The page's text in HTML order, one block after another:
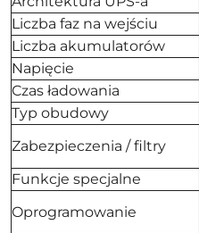
Liczba faz na wejściu
Liczba akumulatorów
Napięcie
Czas ładowania
Typ obudowy
Zabezpieczenia / filtry
Funkcje specjalne
Oprogramowanie